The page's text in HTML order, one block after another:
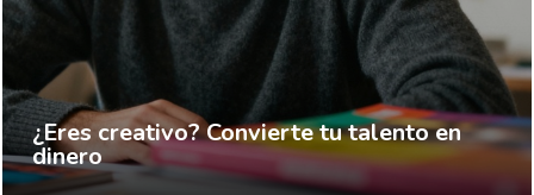
¿Eres creativo? Convierte tu talento en
dinero